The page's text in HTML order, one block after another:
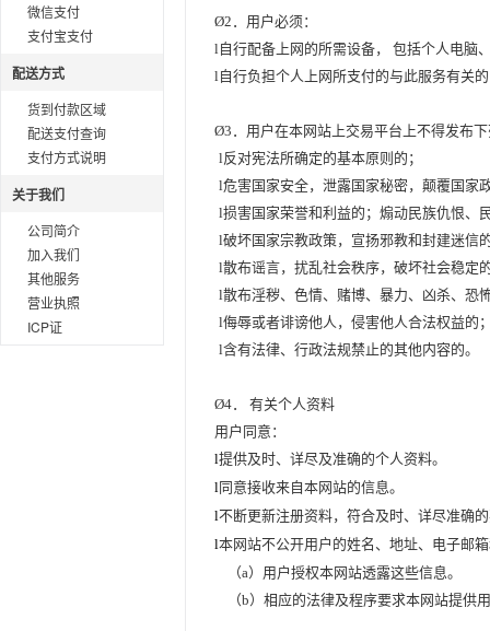
微信支付
支付宝支付
配送方式
货到付款区域
配送支付查询
支付方式说明
关于我们
公司简介
加入我们
其他服务
营业执照
ICP证
Ø2 ．用户必须：
l自行配备上网的所需设备，
包括个人电脑
l自行负担个人上网所支付的与此服务有关
Ø3 ．用户在本网站上交易平台上不得发布
l反对宪法所确定的基本原则的；
l危害国家安全，泄露国家秘密，颠覆国家
l损害国家荣誉和利益的；煽动民族仇恨、
l破坏国家宗教政策，宣扬邪教和封建迷信
l散布谣言，扰乱社会秩序，破坏社会稳定
l散布淫秽、色情、赌博、暴力、凶杀、恐
l侮辱或者诽谤他人，侵害他人合法权益的
l含有法律、行政法规禁止的其他内容的。
Ø4．
有关个人资料
用户同意：
l提供及时、详尽及准确的个人资料。
l同意接收来自本网站的信息。
l不断更新注册资料，符合及时、详尽准确
l本网站不公开用户的姓名、地址、电子邮
（a）用户授权本网站透露这些信息。
（b）相应的法律及程序要求本网站提供